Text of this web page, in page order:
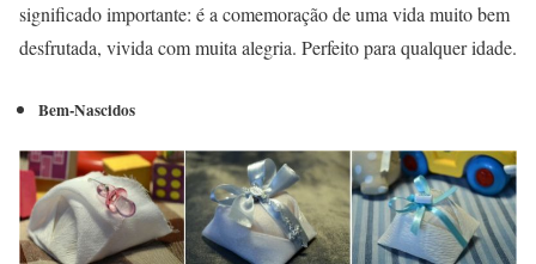
significado importante: é a comemoração de uma vida muito bem
desfrutada, vivida com muita alegria. Perfeito para qualquer idade.
Bem-Nascidos